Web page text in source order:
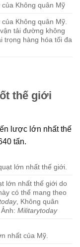
Không quân Mỹ.
tải đường không
trọng hàng hóa tối đa
thế giới
lược lớn nhất thế
tấn.
lớn nhất thế giới do
có thể mang theo
, Không quân
Militarytoday